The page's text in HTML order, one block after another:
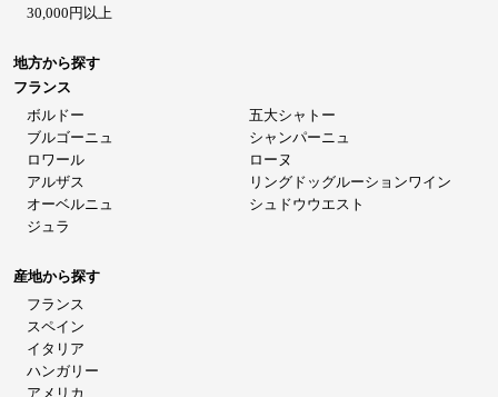
30,000円以上
地方から探す
フランス
ボルドー
五大シャトー
ブルゴーニュ
シャンパーニュ
ロワール
ローヌ
アルザス
リングドッグルーションワイン
オーベルニュ
シュドウウエスト
ジュラ
産地から探す
フランス
スペイン
イタリア
ハンガリー
アメリカ